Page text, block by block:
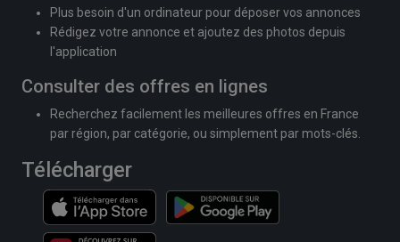
Plus besoin d'un ordinateur pour déposer vos annonces
Rédigez votre annonce et ajoutez des photos depuis
l'application
Consulter des offres en lignes
Recherchez facilement les meilleures offres en France
par région, par catégorie, ou simplement par mots-clés.
Télécharger